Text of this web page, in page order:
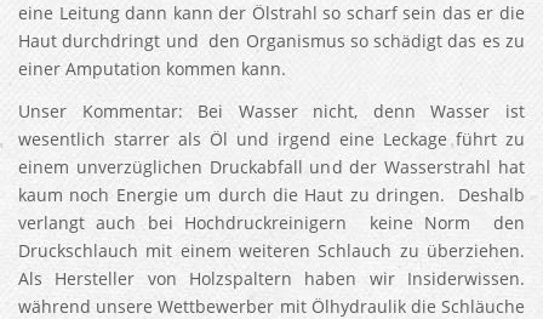
eine Leitung dann kann der Ölstrahl so scharf sein das er die
Haut durchdringt und den Organismus so schädigt das es zu
einer Amputation kommen kann.
Unser Kommentar: Bei Wasser nicht, denn Wasser ist
wesentlich starrer als Öl und irgend eine Leckage führt zu
einem unverzüglichen Druckabfall und der Wasserstrahl hat
kaum noch Energie um durch die Haut zu dringen. Deshalb
verlangt auch bei Hochdruckreinigern keine Norm den
Druckschlauch mit einem weiteren Schlauch zu überziehen.
Als Hersteller von Holzspaltern haben wir Insiderwissen.
während unsere Wettbewerber mit Ölhydraulik die Schläuche